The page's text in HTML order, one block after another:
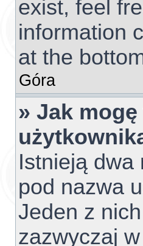
exist, feel
information
at the
Góra
» Jak
Istnieją dwa
pod nazwa
Jeden z
zazwyczaj